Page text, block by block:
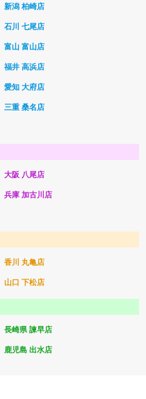
新潟 柏崎店
石川 七尾店
富山 富山店
福井 高浜店
愛知 大府店
三重 桑名店
大阪 八尾店
兵庫 加古川店
香川 丸亀店
山口 下松店
長崎県 諫早店
鹿児島 出水店